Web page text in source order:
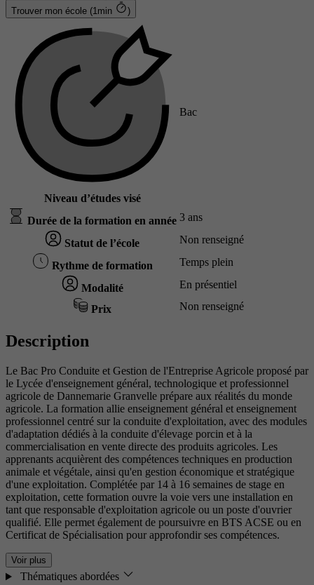
Trouver mon école (1min )
Niveau d’études visé
Bac
Durée de la formation en année 3 ans
Statut de l’école Non renseigné
Rythme de formation Temps plein
Modalité En présentiel
Prix Non renseigné
Description
Le Bac Pro Conduite et Gestion de l'Entreprise Agricole proposé par
le Lycée d'enseignement général, technologique et professionnel
agricole de Dannemarie Granvelle prépare aux réalités du monde
agricole. La formation allie enseignement général et enseignement
professionnel centré sur la conduite d'exploitation, avec des modules
d'adaptation dédiés à la conduite d'élevage porcin et à la
commercialisation en vente directe des produits agricoles. Les
apprenants acquièrent des compétences techniques en production
animale et végétale, ainsi qu'en gestion économique et stratégique
d'une exploitation. Complétée par 14 à 16 semaines de stage en
exploitation, cette formation ouvre la voie vers une installation en
tant que responsable d'exploitation agricole ou un poste d'ouvrier
qualifié. Elle permet également de poursuivre en BTS ACSE ou en
Certificat de Spécialisation pour approfondir ses compétences.
Voir plus
Thématiques abordées